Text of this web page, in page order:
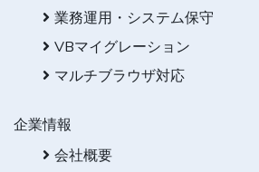
業務運用・システム保守
VBマイグレーション
マルチブラウザ対応
企業情報
会社概要